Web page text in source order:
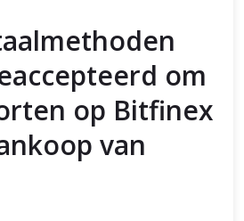
om
op Bitfinex
van